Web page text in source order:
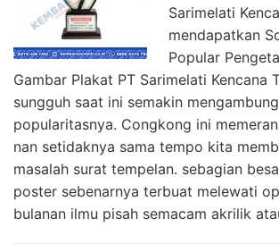
Sarimelati
mendapatkan
Popular
Gambar Plakat PT Sarimelati Kencana
sungguh saat ini semakin
popularitasnya. Congkong ini
nan setidaknya sama tempo kita
masalah surat tempelan. sebagian
poster sebenarnya terbuat melewati
bulanan ilmu pisah semacam akrilik